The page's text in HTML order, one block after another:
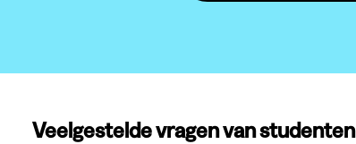
Veelgestelde vragen van studenten